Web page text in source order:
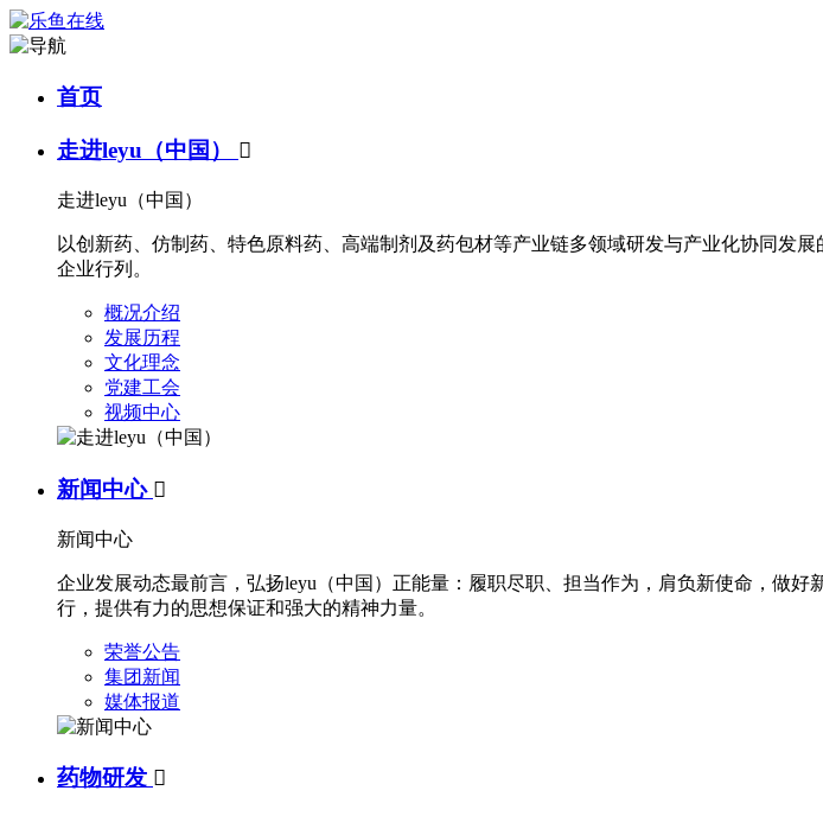
首页
走进leyu（中国） 
走进leyu（中国）
以创新药、仿制药、特色原料药、高端制剂及药包材等产业链多领域研发与产业化协同发
企业行列。
概况介绍
发展历程
文化理念
党建工会
视频中心
新闻中心 
新闻中心
企业发展动态最前言，弘扬leyu（中国）正能量：履职尽职、担当作为，肩负新使命，做
行，提供有力的思想保证和强大的精神力量。
荣誉公告
集团新闻
媒体报道
药物研发 